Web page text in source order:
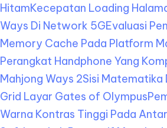
HitamKecepatan Loading
Ways Di Network 5GEvaluasi
Memory Cache Pada Platform
Perangkat Handphone Yang
Mahjong Ways 2Sisi Matematika
Grid Layar Gates of Olympus
Warna Kontras Tinggi Pada